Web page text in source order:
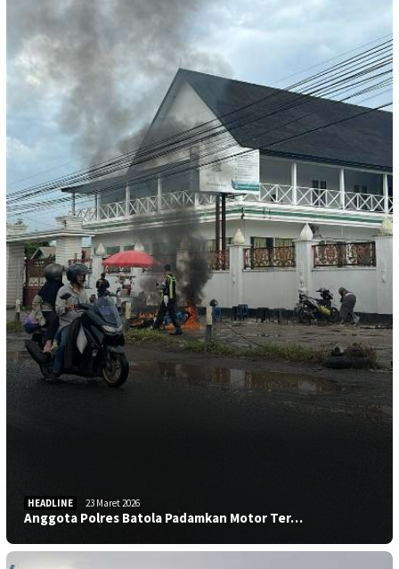
HEADLINE 23 Maret 2026
Anggota Polres Batola Padamkan Motor Ter…